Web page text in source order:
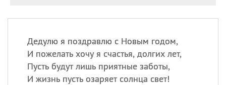
Дедулю я поздравлю с Новым годом,
И пожелать хочу я счастья, долгих лет,
Пусть будут лишь приятные заботы,
И жизнь пусть озаряет солнца свет!
11.08 День полета на
11.08
День Святой Клары —
покровительницы
телевидения